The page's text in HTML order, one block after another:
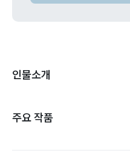
인물소개
주요 작품